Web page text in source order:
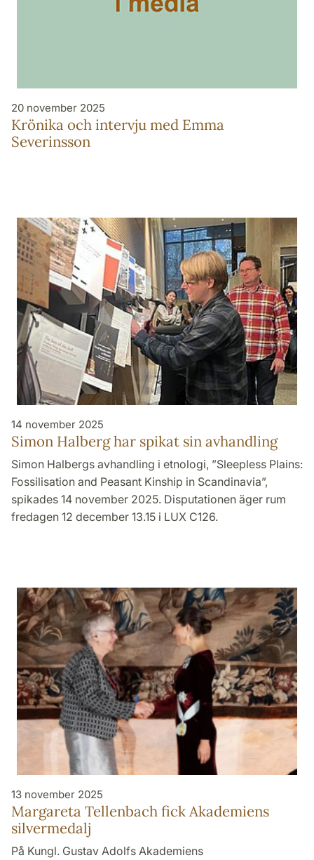
20 november 2025
Krönika och intervju med Emma
Severinsson
14 november 2025
Simon Halberg har spikat sin avhandling
Simon Halbergs avhandling i etnologi, ”Sleepless Plains:
Fossilisation and Peasant Kinship in Scandinavia”,
spikades 14 november 2025. Disputationen äger rum
fredagen 12 december 13.15 i LUX C126.
13 november 2025
Margareta Tellenbach fick Akademiens
silvermedalj
På Kungl. Gustav Adolfs Akademiens